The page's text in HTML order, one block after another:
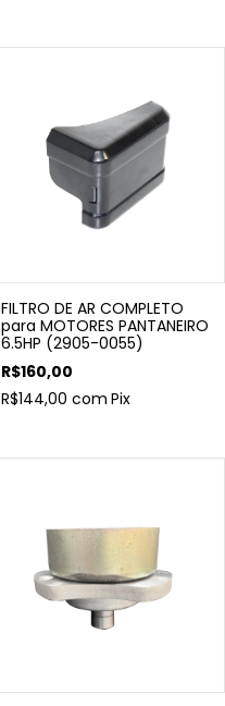
FILTRO DE AR COMPLETO
para MOTORES PANTANEIRO
6.5HP (2905-0055)
R$160,00
R$144,00 com Pix